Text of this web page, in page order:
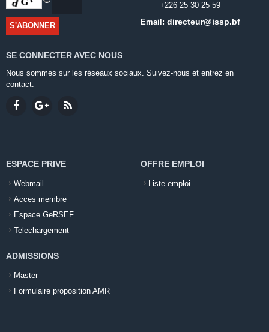
+226 25 30 25 59
Email: directeur@issp.bf
SE CONNECTER AVEC NOUS
Nous sommes sur les réseaux sociaux. Suivez-nous et entrez en
contact.
ESPACE PRIVE
Webmail
Acces membre
Espace GeRSEF
Telechargement
OFFRE EMPLOI
Liste emploi
ADMISSIONS
Master
Formulaire proposition AMR